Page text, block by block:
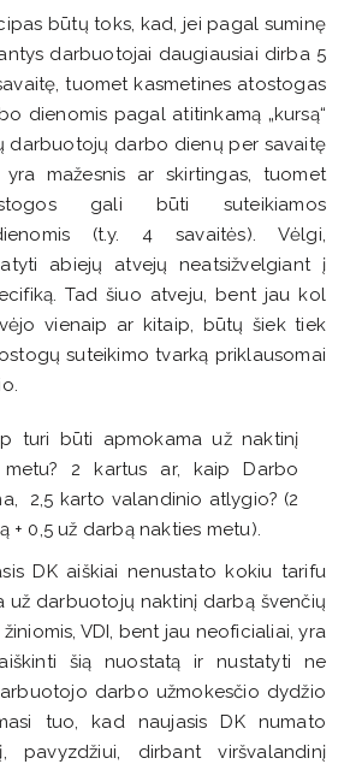
būtų toks, kad, jei pagal suminę
darbuotojai daugiausiai dirba 5
tuomet kasmetines atostogas
dienomis pagal atitinkamą „kursą“
darbuotojų darbo dienų per savaitę
yra mažesnis ar skirtingas, tuomet
gali būti suteikiamos
(t.y. 4 savaitės). Vėlgi,
abiejų atvejų neatsižvelgiant į
Tad šiuo atveju, bent jau kol
vienaip ar kitaip, būtų šiek tiek
suteikimo tvarką priklausomai
turi būti apmokama už naktinį
metu? 2 kartus ar, kaip Darbo
2,5 karto valandinio atlygio? (2
+ 0,5 už darbą nakties metu).
DK aiškiai nenustato kokiu tarifu
už darbuotojų naktinį darbą švenčių
VDI, bent jau neoficialiai, yra
šią nuostatą ir nustatyti ne
darbo užmokesčio dydžio
tuo, kad naujasis DK numato
pavyzdžiui, dirbant viršvalandinį